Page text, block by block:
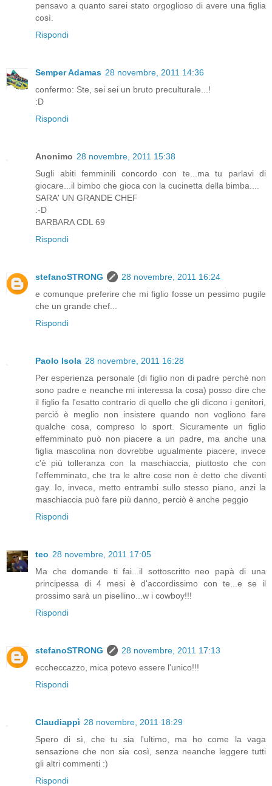
pensavo a quanto sarei stato orgoglioso di avere una figlia
così.
Rispondi
Semper Adamas 28 novembre, 2011 14:36
confermo: Ste, sei sei un bruto preculturale...!
:D
Rispondi
Anonimo 28 novembre, 2011 15:38
Sugli abiti femminili concordo con te...ma tu parlavi di
giocare...il bimbo che gioca con la cucinetta della bimba....
SARA' UN GRANDE CHEF
:-D
BARBARA CDL 69
Rispondi
stefanoSTRONG
28 novembre, 2011 16:24
e comunque preferire che mi figlio fosse un pessimo pugile
che un grande chef...
Rispondi
Paolo Isola 28 novembre, 2011 16:28
Per esperienza personale (di figlio non di padre perchè non
sono padre e neanche mi interessa la cosa) posso dire che
il figlio fa l'esatto contrario di quello che gli dicono i genitori,
perciò è meglio non insistere quando non vogliono fare
qualche cosa, compreso lo sport. Sicuramente un figlio
effemminato può non piacere a un padre, ma anche una
figlia mascolina non dovrebbe ugualmente piacere, invece
c'è più tolleranza con la maschiaccia, piuttosto che con
l'effemminato, che tra le altre cose non è detto che diventi
gay. Io, invece, metto entrambi sullo stesso piano, anzi la
maschiaccia può fare più danno, perciò è anche peggio
Rispondi
teo 28 novembre, 2011 17:05
Ma che domande ti fai...il sottoscritto neo papà di una
principessa di 4 mesi è d'accordissimo con te...e se il
prossimo sarà un pisellino...w i cowboy!!!
Rispondi
stefanoSTRONG
28 novembre, 2011 17:13
eccheccazzo, mica potevo essere l'unico!!!
Rispondi
Claudiappì 28 novembre, 2011 18:29
Spero di sì, che tu sia l'ultimo, ma ho come la vaga
sensazione che non sia così, senza neanche leggere tutti
gli altri commenti :)
Rispondi